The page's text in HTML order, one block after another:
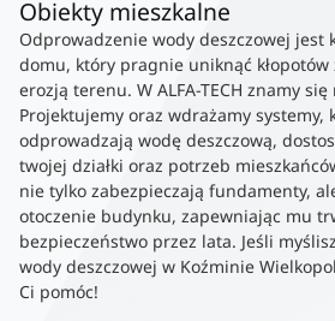
Obiekty mieszkalne
Odprowadzenie wody deszczowej jest
domu, który pragnie uniknąć kłopotów
erozją terenu. W ALFA-TECH znamy
Projektujemy oraz wdrażamy systemy,
odprowadzają wodę deszczową,
twojej działki oraz potrzeb
nie tylko zabezpieczają fundamenty,
otoczenie budynku, zapewniając mu
bezpieczeństwo przez lata. Jeśli
wody deszczowej w Koźminie
Ci pomóc!